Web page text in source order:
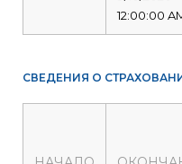
12:00:00
СВЕДЕНИЯ О